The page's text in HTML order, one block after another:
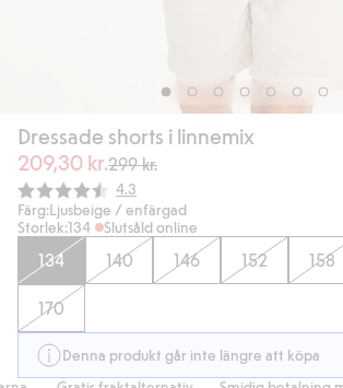
Dressade shorts i linnemix
209,30 kr.299 kr.
Snittbetyg:
4.3
Färg:Ljusbeige / enfärgad
Storlek:134 Slutsåld online
134 140 146 152 158
170
Denna produkt går inte längre att köpa